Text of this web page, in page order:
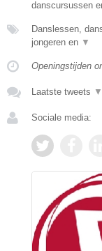
danscursussen
Danslessen,
jongeren en ▼
Openingstijden
Laatste tweets ▼
Sociale media: